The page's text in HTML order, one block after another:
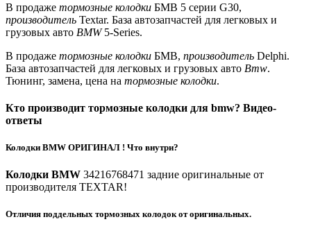
В продаже тормозные колодки БМВ 5 серии G30,
производитель Textar. База автозапчастей для легковых и
грузовых авто BMW5-Series.
В продаже тормозные колодки БМВ, производитель Delphi.
База автозапчастей для легковых и грузовых авто Bmw.
Тюнинг, замена, цена на тормозные колодки.
Кто производит тормозные колодки для bmw? Видео-
ответы
Колодки BMW ОРИГИНАЛ ! Что внутри?
Колодки BMW 34216768471 задние оригинальные от
производителя TEXTAR!
Отличия поддельных тормозных колодок от оригинальных.